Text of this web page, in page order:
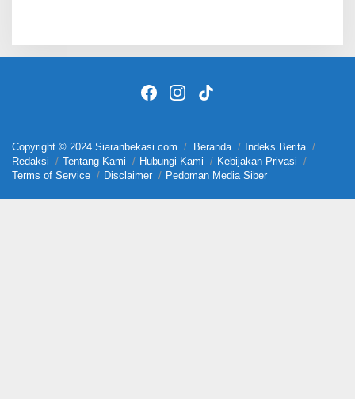
Copyright © 2024 Siaranbekasi.com Beranda
Indeks Berita
Redaksi
Tentang Kami Hubungi Kami
Kebijakan Privasi
Terms of Service
Disclaimer Pedoman Media Siber